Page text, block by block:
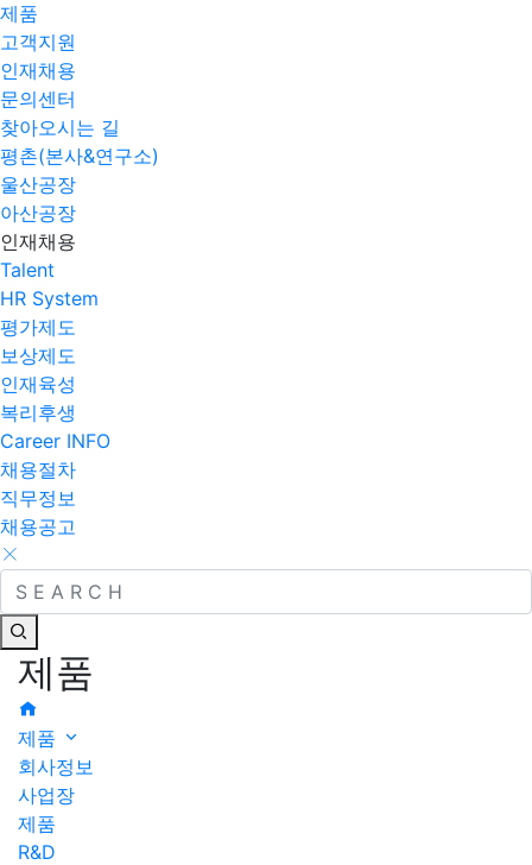
제품
고객지원
인재채용
문의센터
찾아오시는 길
평촌(본사&연구소)
울산공장
아산공장
인재채용
Talent
HR System
평가제도
보상제도
인재육성
복리후생
Career INFO
채용절차
직무정보
채용공고
제품
제품
회사정보
사업장
제품
R&D